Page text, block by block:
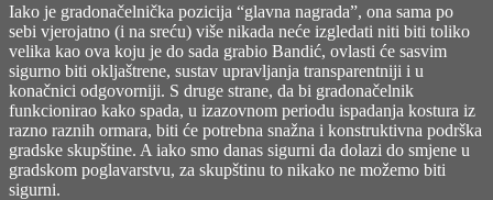
Iako je gradonačelnička pozicija “glavna nagrada”, ona sama po
sebi vjerojatno (i na sreću) više nikada neće izgledati niti biti toliko
velika kao ova koju je do sada grabio Bandić, ovlasti će sasvim
sigurno biti okljaštrene, sustav upravljanja transparentniji i u
konačnici odgovorniji. S druge strane, da bi gradonačelnik
funkcionirao kako spada, u izazovnom periodu ispadanja kostura iz
razno raznih ormara, biti će potrebna snažna i konstruktivna podrška
gradske skupštine. A iako smo danas sigurni da dolazi do smjene u
gradskom poglavarstvu, za skupštinu to nikako ne možemo biti
sigurni.